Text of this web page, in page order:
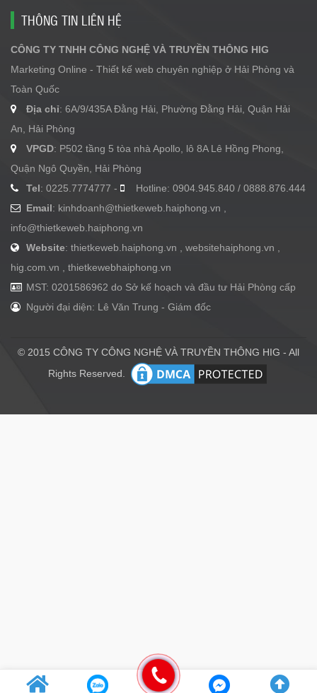
THÔNG TIN LIÊN HỆ
CÔNG TY TNHH CÔNG NGHỆ VÀ TRUYỀN THÔNG HIG
Marketing Online - Thiết kế web chuyên nghiệp ở Hải Phòng và
Toàn Quốc
Địa chỉ: 6A/9/435A Đằng Hải, Phường Đằng Hải, Quận Hải
An, Hải Phòng
VPGD: P502 tầng 5 tòa nhà Apollo, lô 8A Lê Hồng Phong,
Quận Ngô Quyền, Hải Phòng
Tel: 0225.7774777 -
Hotline: 0904.945.840 / 0888.876.444
Email: kinhdoanh@thietkeweb.haiphong.vn
info@thietkeweb.haiphong.vn
Website: thietkeweb.haiphong.vn , websitehaiphong.vn ,
hig.com.vn , thietkewebhaiphong.vn
MST: 0201586962 do Sở kế hoạch và đầu tư Hải Phòng cấp
Người đại diện: Lê Văn Trung - Giám đốc
© 2015 CÔNG TY CÔNG NGHỆ VÀ TRUYỀN THÔNG HIG - All
Rights Reserved.